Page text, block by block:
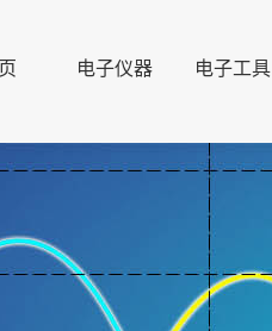
电子仪器 电子工具